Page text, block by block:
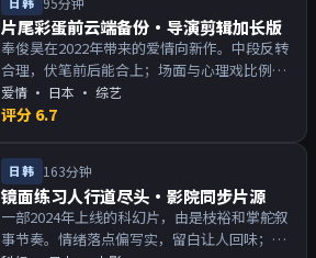
片尾彩蛋前云端备份·导演剪辑加长版
奉俊昊在2022年带来的爱情向新作。中段反转
合理，伏笔前后能合上；场面与心理戏比例得
当。主演以演技派为主，适合喜欢强叙事与人
物关系的观众加入片单。
爱情 · 日本 · 综艺
评分 6.7
日韩 163分钟
镜面练习人行道尽头·影院同步片源
一部2024年上线的科幻片，由是枝裕和掌舵叙
事节奏。情绪落点偏写实，留白让人回味；片